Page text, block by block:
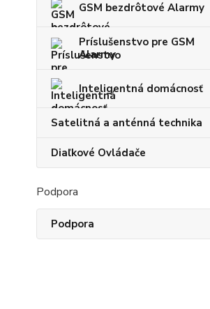
GSM bezdrôtové Alarmy
Príslušenstvo pre GSM
Alarmy
Inteligentná domácnosť
Satelitná a anténná technika
Diaľkové Ovládače
Podpora
Podpora